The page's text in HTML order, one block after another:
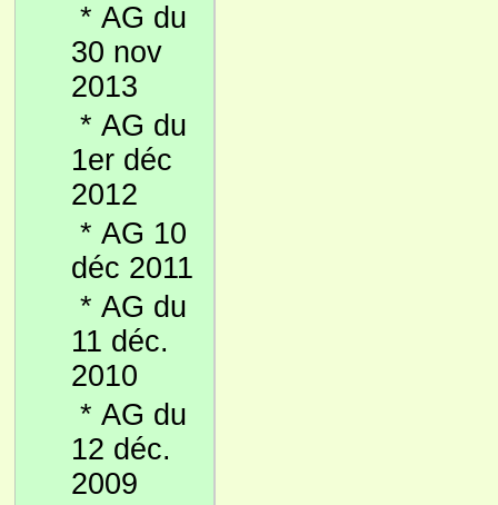
* AG du
30 nov
2013
* AG du
1er déc
2012
* AG 10
déc 2011
* AG du
11 déc.
2010
* AG du
12 déc.
2009